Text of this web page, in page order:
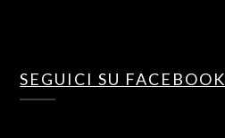
SEGUICI SU FACEBOOK